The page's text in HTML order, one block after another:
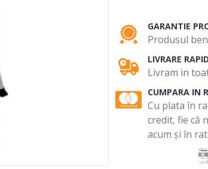
GARANTIE
Produsul
LIVRARE
Livram in
CUMPARA IN
Cu plata în
credit, fie că
acum și în